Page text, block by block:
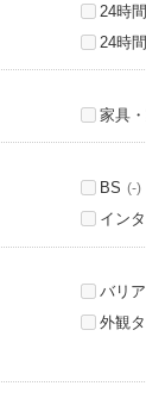
24時
24時
家具
BS (-)
イン
バリ
外観